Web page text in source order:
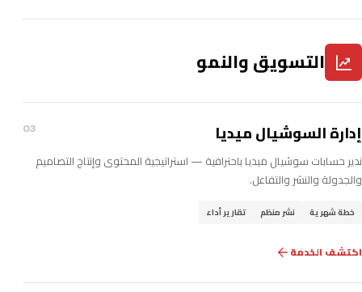
التسويق والنمو
إدارة السوشيال ميديا 03
ندير حسابات سوشيال ميديا باحترافية — استراتيجية المحتوى وإنتاج التصاميم
والجدولة والنشر والتفاعل.
خطة شهرية نشر منظم تقارير أداء
اكتشف الخدمة